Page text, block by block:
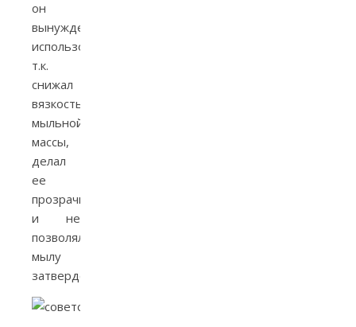
он
вынуждено
использовался,
т.к.
снижал
вязкость
мыльной
массы,
делал
ее
прозрачной
и не
позволял
мылу
затвердеть.